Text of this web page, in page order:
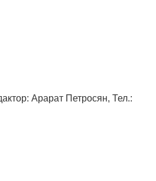
Арарат Петросян, Тел.: